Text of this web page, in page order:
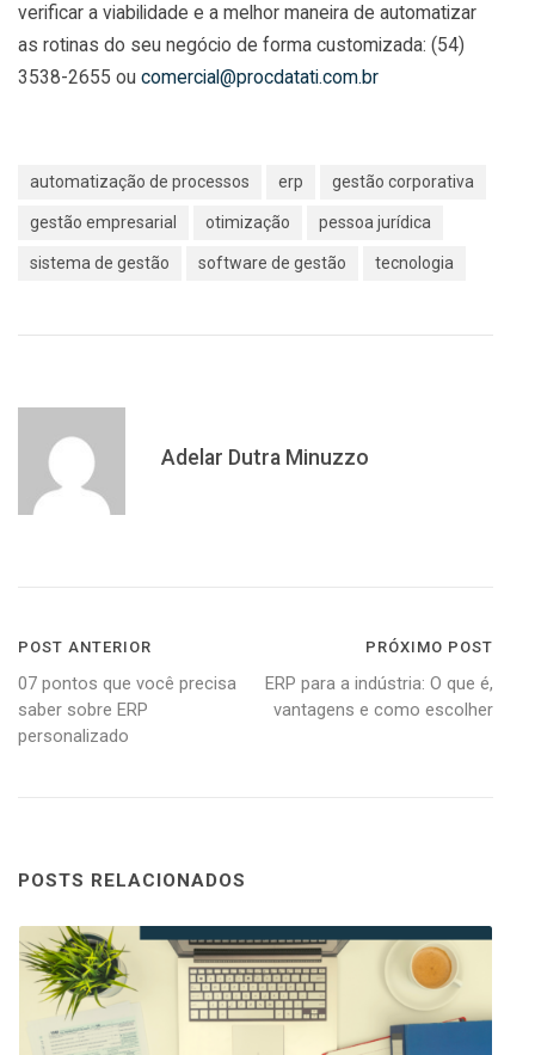
verificar a viabilidade e a melhor maneira de automatizar
as rotinas do seu negócio de forma customizada: (54)
3538-2655 ou comercial@procdatati.com.br
automatização de processos erp gestão corporativa
gestão empresarial otimização pessoa jurídica
sistema de gestão software de gestão tecnologia
Adelar Dutra Minuzzo
Navegação
de
Post
POST ANTERIOR
07 pontos que você precisa
saber sobre ERP
personalizado
PRÓXIMO POST
ERP para a indústria: O que é,
vantagens e como escolher
POSTS RELACIONADOS